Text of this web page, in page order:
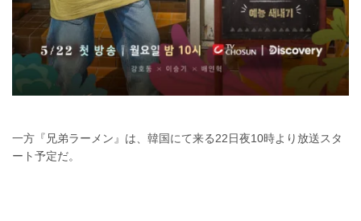
一方『兄弟ラーメン』は、韓国にて来る22日夜10時より放送スタ
ート予定だ。